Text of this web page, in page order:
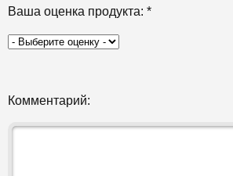
Ваша оценка продукта: *
Комментарий: